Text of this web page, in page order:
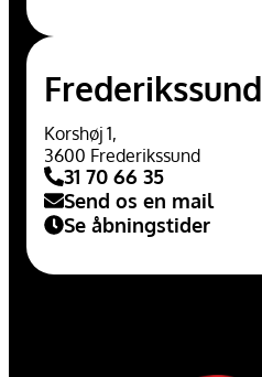
Frederikssund
Korshøj 1,
3600 Frederikssund
31 70 66 35
Send os en mail
Se åbningstider